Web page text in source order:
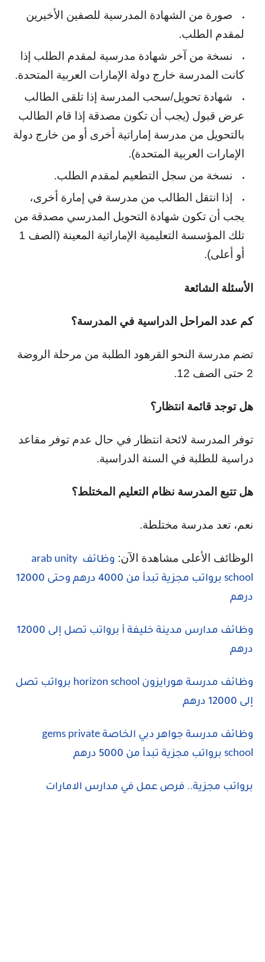
صورة من الشهادة المدرسية للصفين الأخيرين
لمقدم الطلب.
نسخة من آخر شهادة مدرسية لمقدم الطلب إذا
كانت المدرسة خارج دولة الإمارات العربية المتحدة.
شهادة تحويل/سحب المدرسة إذا تلقى الطالب
عرض قبول (يجب أن تكون مصدقة إذا قام الطالب
بالتحويل من مدرسة إماراتية أخرى أو من خارج دولة
الإمارات العربية المتحدة).
نسخة من سجل التطعيم لمقدم الطلب.
إذا انتقل الطالب من مدرسة في إمارة أخرى،
يجب أن تكون شهادة التحويل المدرسي مصدقة من
تلك المؤسسة التعليمية الإماراتية المعينة (الصف 1
أو أعلى).
الأسئلة الشائعة
كم عدد المراحل الدراسية في المدرسة؟
تضم مدرسة النحو القرهود الطلبة من مرحلة الروضة
2 حتى الصف 12.
هل توجد قائمة انتظار؟
توفر المدرسة لائحة انتظار في حال عدم توفر مقاعد
دراسية للطلبة في السنة الدراسية.
هل تتبع المدرسة نظام التعليم المختلط؟
نعم، تعد مدرسة مختلطة.
الوظائف الأعلى مشاهدة الآن: وظائف arab unity
school
برواتب مجزية تبدأ من 4000 درهم وحتى 12000
درهم
وظائف مدارس مدينة خليفة أ برواتب تصل إلى 12000
درهم
وظائف مدرسة هورايزون horizon school برواتب تصل
إلى 12000 درهم
وظائف مدرسة جواهر دبي الخاصة gems private
school برواتب مجزية تبدأ من 5000 درهم
برواتب مجزية.. فرص عمل في مدارس الامارات